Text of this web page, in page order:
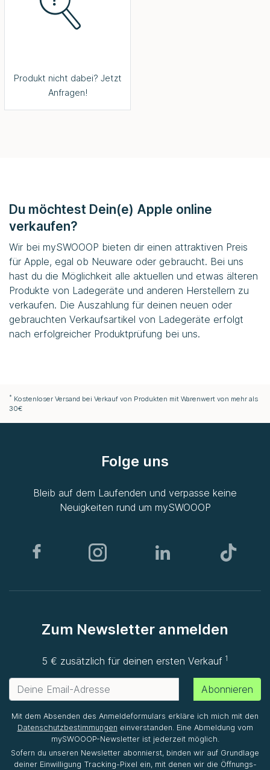
Produkt nicht dabei? Jetzt
Anfragen!
Du möchtest Dein(e) Apple online
verkaufen?
Wir bei mySWOOOP bieten dir einen attraktiven Preis
für Apple, egal ob Neuware oder gebraucht. Bei uns
hast du die Möglichkeit alle aktuellen und etwas älteren
Produkte von Ladegeräte und anderen Herstellern zu
verkaufen. Die Auszahlung für deinen neuen oder
gebrauchten Verkaufsartikel von Ladegeräte erfolgt
nach erfolgreicher Produktprüfung bei uns.
* Kostenloser Versand bei Verkauf von Produkten mit Warenwert von mehr als
30€
Folge uns
Bleib auf dem Laufenden und verpasse keine
Neuigkeiten rund um mySWOOOP
Zum Newsletter anmelden
5 € zusätzlich für deinen ersten Verkauf1
Abonnieren
Mit dem Absenden des Anmeldeformulars erkläre ich mich mit den
Datenschutzbestimmungen einverstanden. Eine Abmeldung vom
mySWOOOP-Newsletter ist jederzeit möglich.
Sofern du unseren Newsletter abonnierst, binden wir auf Grundlage
deiner Einwilligung Tracking-Pixel ein, mit denen wir die Öffnungs-